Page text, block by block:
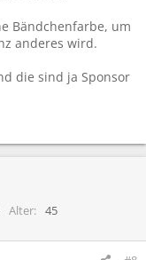
Bändchenfarbe, um
anderes wird.
die sind ja Sponsor
Alter
45